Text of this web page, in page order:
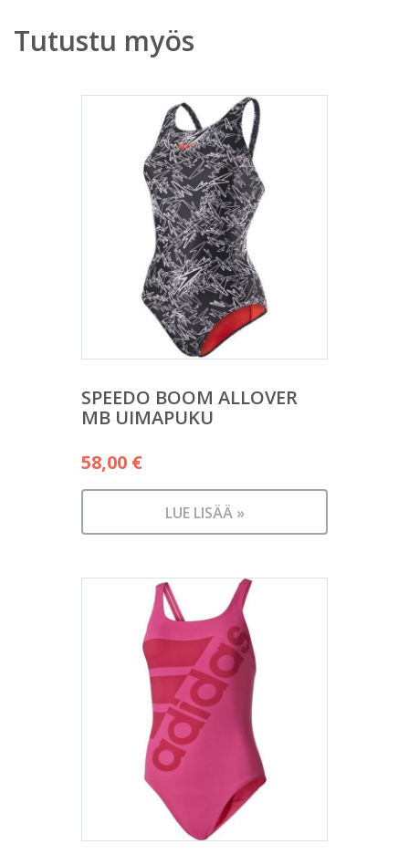
Tutustu myös
SPEEDO BOOM ALLOVER
MB UIMAPUKU
58,00 €
LUE LISÄÄ »